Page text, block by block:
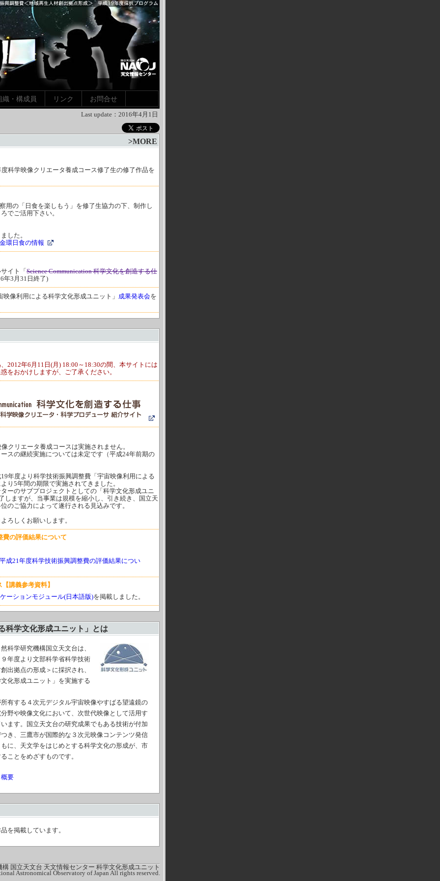
織・構成員 リンク お問合せ
Last update： 2016年4月1日
>MORE
科学映像クリエータ養成コース修了生の修了作品を
用の「日食を楽しもう」を修了生協力の下、制作し
でご活用下さい。
した。
環日食の情報
イト「 Science Communication 科学文化を創造する仕
年3月31日終了)
像利用による科学文化形成ユニット」 成果発表会を
2012年6月11日(月) 18:00～18:30の間、本サイトには
をおかけしますが、ご了承ください。
リエータ養成コースは実施されません。
スの継続実施については未定です（平成24年前期の
年度より科学技術振興調整費「宇宙映像利用による
り5年間の期限で実施されてきました。
ーのサブプロジェクトとしての「科学文化形成ユニ
しますが、当事業は規模を縮小し、引き続き、国立天
のご協力によって遂行される見込みです。
ろしくお願いします。
費の評価結果について
成21年度科学技術振興調整費の評価結果につい
講義参考資料】
ーションモジュール(日本語版)を掲載しました。
科学文化形成ユニット」とは
学研究機構国立天文台は、
年度より文部科学省科学技術
出拠点の形成＞に採択され、
化形成ユニット」を実施する
有する４次元デジタル宇宙映像やすばる望遠鏡の
野や映像文化において、次世代映像として活用す
ます。国立天文台の研究成果でもある技術が付加
き、三鷹市が国際的な３次元映像コンテンツ発信
に、天文学をはじめとする科学文化の形成が、市
ことをめざすものです。
要
を掲載しています。
国立天文台 天文情報センター 科学文化形成ユニット
Astronomical Observatory of Japan All rights reserved.